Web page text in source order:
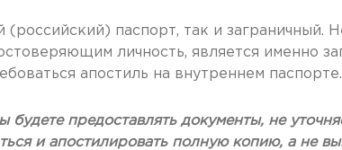
паспорт, так и заграничный.
личность, является именно
апостиль на внутреннем паспорте.
предоставлять документы, не
и апостилировать полную копию, а не